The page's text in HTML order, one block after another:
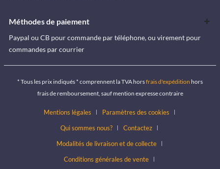
Méthodes de paiement
Paypal ou CB pour commande par téléphone, ou virement pour
commandes par courrier
* Tous les prix indiqués * comprennent la TVA horsfrais d'expédition hors
frais de remboursement, sauf mention expresse contraire
Mentions légales
Paramètres des cookies
Qui sommes nous?
Contactez
Modalités de livraison et de collecte
Conditions générales de vente